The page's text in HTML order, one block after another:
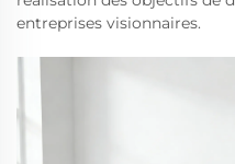
entreprises visionnaires.